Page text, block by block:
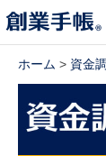
ホーム > 資金